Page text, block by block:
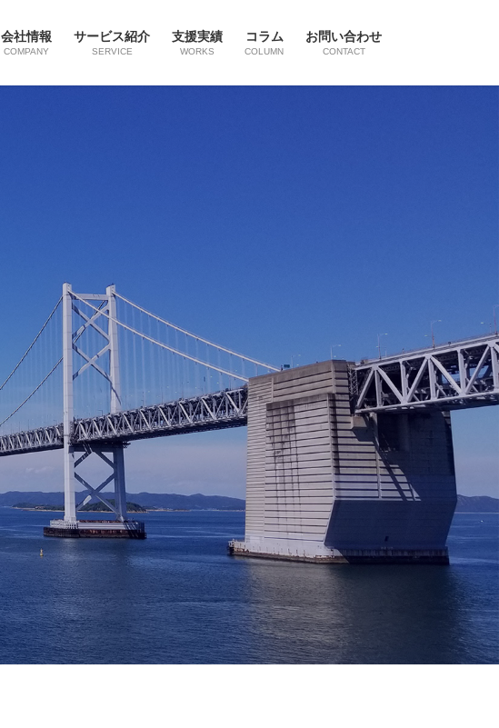
会社情報
COMPANY
サービス紹介
SERVICE
支援実績
WORKS
コラム
COLUMN
お問い合わせ
CONTACT